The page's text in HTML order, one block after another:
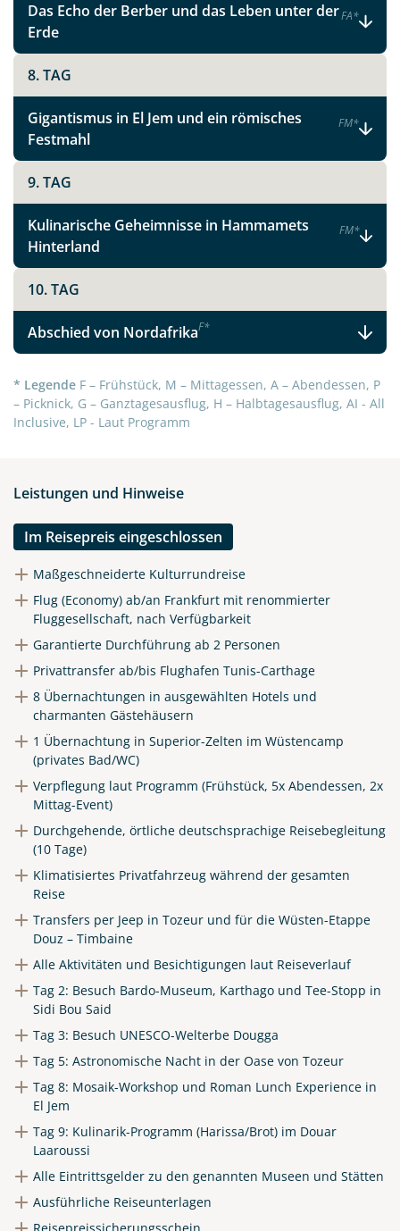
Teile diese Reise
Instagram
X
WhatsApp
Telegram
per E-Mail senden
Das Echo der Berber und das Leben unter der
Erde
FA*
8. TAG
Gigantismus in El Jem und ein römisches
Festmahl
FM*
9. TAG
Kulinarische Geheimnisse in Hammamets
Hinterland
FM*
10. TAG
Abschied von NordafrikaF*
* Legende F – Frühstück, M – Mittagessen, A – Abendessen, P
– Picknick, G – Ganztagesausflug, H – Halbtagesausflug, AI - All
Inclusive, LP - Laut Programm
Leistungen und Hinweise
Im Reisepreis eingeschlossen
Maßgeschneiderte Kulturrundreise
Flug (Economy) ab/an Frankfurt mit renommierter
Fluggesellschaft, nach Verfügbarkeit
Garantierte Durchführung ab 2 Personen
Privattransfer ab/bis Flughafen Tunis-Carthage
8 Übernachtungen in ausgewählten Hotels und
charmanten Gästehäusern
1 Übernachtung in Superior-Zelten im Wüstencamp
(privates Bad/WC)
Verpflegung laut Programm (Frühstück, 5x Abendessen, 2x
Mittag-Event)
Durchgehende, örtliche deutschsprachige Reisebegleitung
(10 Tage)
Klimatisiertes Privatfahrzeug während der gesamten
Reise
Transfers per Jeep in Tozeur und für die Wüsten-Etappe
Douz – Timbaine
Alle Aktivitäten und Besichtigungen laut Reiseverlauf
Tag 2: Besuch Bardo-Museum, Karthago und Tee-Stopp in
Sidi Bou Said
Tag 3: Besuch UNESCO-Welterbe Dougga
Tag 5: Astronomische Nacht in der Oase von Tozeur
Tag 8: Mosaik-Workshop und Roman Lunch Experience in
El Jem
Tag 9: Kulinarik-Programm (Harissa/Brot) im Douar
Laaroussi
Alle Eintrittsgelder zu den genannten Museen und Stätten
Ausführliche Reiseunterlagen